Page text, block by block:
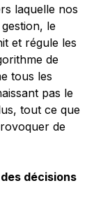
laquelle nos
le
et régule les
de
tous les
pas le
tout ce que
de
décisions